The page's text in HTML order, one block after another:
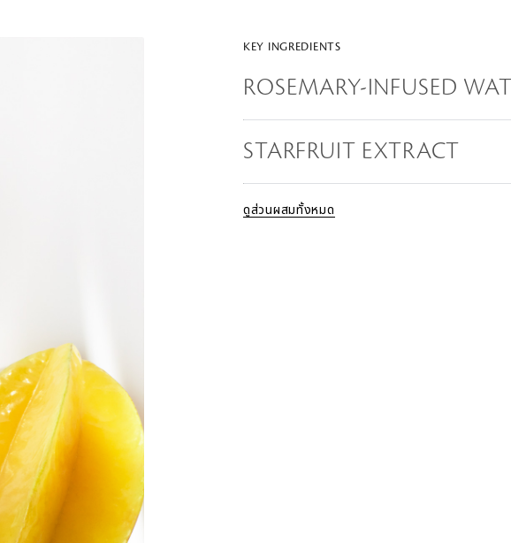
KEY INGREDIENTS
ROSEMARY-INFUSED
STARFRUIT EXTRACT
ดูส่วนผสมทั้งหมด